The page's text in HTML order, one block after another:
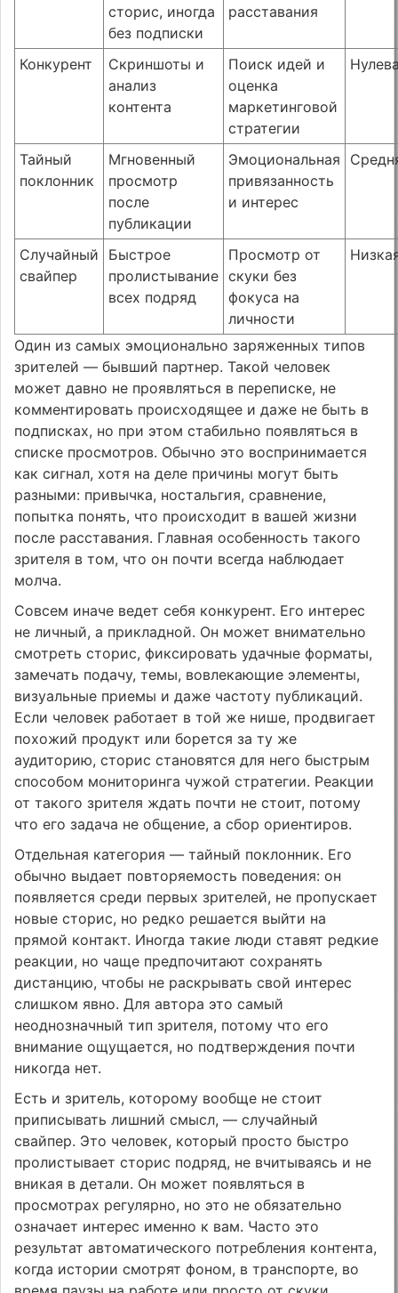
сторис, иногда
без подписки
расставания
Конкурент
Скриншоты и
анализ
контента
Поиск идей и
оценка
маркетинговой
стратегии
Тайный
поклонник
Мгновенный
просмотр
после
публикации
Эмоциональная
привязанность
и интерес
Случайный
свайпер
Быстрое
пролистывание
всех подряд
Просмотр от
скуки без
фокуса на
личности
Один из самых эмоционально заряженных типов
зрителей — бывший партнер. Такой человек
может давно не проявляться в переписке, не
комментировать происходящее и даже не быть в
подписках, но при этом стабильно появляться в
списке просмотров. Обычно это воспринимается
как сигнал, хотя на деле причины могут быть
разными: привычка, ностальгия, сравнение,
попытка понять, что происходит в вашей жизни
после расставания. Главная особенность такого
зрителя в том, что он почти всегда наблюдает
молча.
Совсем иначе ведет себя конкурент. Его интерес
не личный, а прикладной. Он может внимательно
смотреть сторис, фиксировать удачные форматы,
замечать подачу, темы, вовлекающие элементы,
визуальные приемы и даже частоту публикаций.
Если человек работает в той же нише, продвигает
похожий продукт или борется за ту же
аудиторию, сторис становятся для него быстрым
способом мониторинга чужой стратегии. Реакции
от такого зрителя ждать почти не стоит, потому
что его задача не общение, а сбор ориентиров.
Отдельная категория — тайный поклонник. Его
обычно выдает повторяемость поведения: он
появляется среди первых зрителей, не пропускает
новые сторис, но редко решается выйти на
прямой контакт. Иногда такие люди ставят редкие
реакции, но чаще предпочитают сохранять
дистанцию, чтобы не раскрывать свой интерес
слишком явно. Для автора это самый
неоднозначный тип зрителя, потому что его
внимание ощущается, но подтверждения почти
никогда нет.
Есть и зритель, которому вообще не стоит
приписывать лишний смысл, — случайный
свайпер. Это человек, который просто быстро
пролистывает сторис подряд, не вчитываясь и не
вникая в детали. Он может появляться в
просмотрах регулярно, но это не обязательно
означает интерес именно к вам. Часто это
результат автоматического потребления контента,
когда истории смотрят фоном, в транспорте, во